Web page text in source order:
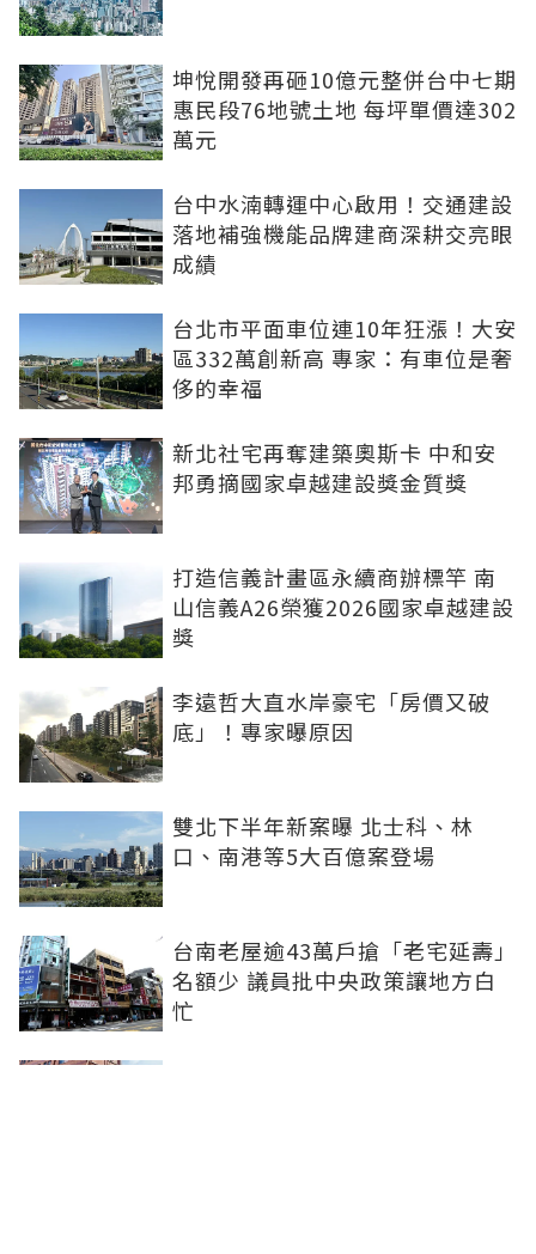
坤悅開發再砸10億元整併台中七期
惠民段76地號土地 每坪單價達302
萬元
台中水湳轉運中心啟用！交通建設
落地補強機能品牌建商深耕交亮眼
成績
台北市平面車位連10年狂漲！大安
區332萬創新高 專家：有車位是奢
侈的幸福
新北社宅再奪建築奧斯卡 中和安
邦勇摘國家卓越建設獎金質獎
打造信義計畫區永續商辦標竿 南
山信義A26榮獲2026國家卓越建設
獎
李遠哲大直水岸豪宅「房價又破
底」！專家曝原因
雙北下半年新案曝 北士科、林
口、南港等5大百億案登場
台南老屋逾43萬戶搶「老宅延壽」
名額少 議員批中央政策讓地方白
忙